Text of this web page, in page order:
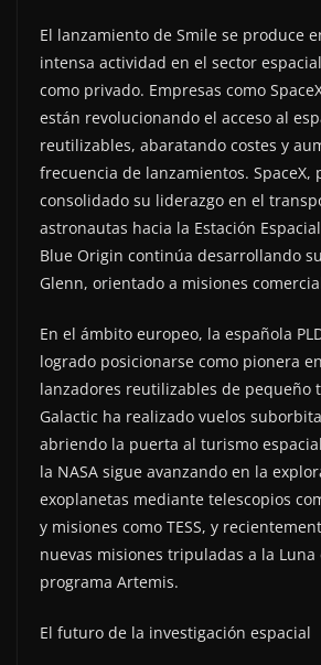
El lanzamiento de Smile se produce
intensa actividad en el sector
como privado. Empresas como
están revolucionando el acceso al
reutilizables, abaratando costes y
frecuencia de lanzamientos. SpaceX,
consolidado su liderazgo en el
astronautas hacia la Estación
Blue Origin continúa desarrollando
Glenn, orientado a misiones
En el ámbito europeo, la española
logrado posicionarse como pionera
lanzadores reutilizables de pequeño
Galactic ha realizado vuelos
abriendo la puerta al turismo
la NASA sigue avanzando en la
exoplanetas mediante telescopios
y misiones como TESS, y
nuevas misiones tripuladas a la
programa Artemis.
El futuro de la investigación espacial